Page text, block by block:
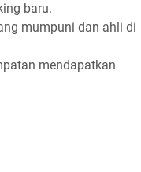
baru.
mumpuni dan ahli di
mendapatkan